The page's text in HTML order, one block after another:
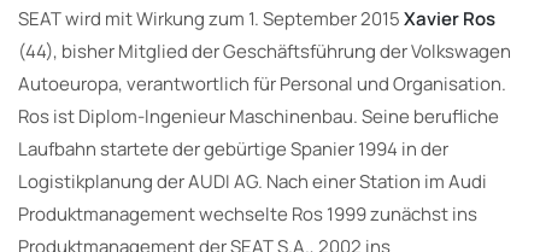
SEAT wird mit Wirkung zum 1. September 2015Xavier Ros
(44), bisher Mitglied der Geschäftsführung der Volkswagen
Autoeuropa, verantwortlich für Personal und Organisation.
Ros ist Diplom-Ingenieur Maschinenbau. Seine berufliche
Laufbahn startete der gebürtige Spanier 1994 in der
Logistikplanung der AUDI AG. Nach einer Station im Audi
Produktmanagement wechselte Ros 1999 zunächst ins
Produktmanagement der SEAT S.A., 2002 ins